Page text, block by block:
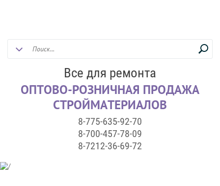
Все для ремонта
ОПТОВО-РОЗНИЧНАЯ ПРОДАЖА
СТРОЙМАТЕРИАЛОВ
8-775-635-92-70
8-700-457-78-09
8-7212-36-69-72